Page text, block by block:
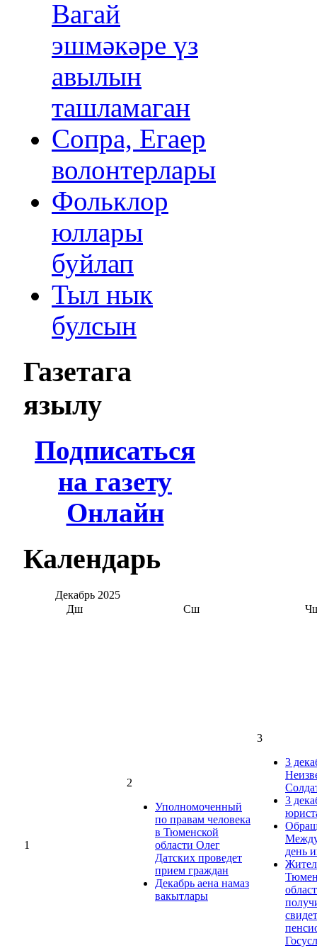
Вагай
эшмәкәре үз
авылын
ташламаган
Сопра, Егаер
волонтерлары
Фольклор
юллары
буйлап
Тыл нык
булсын
Газетага
язылу
Подписаться
на газету
Онлайн
Календарь
Декабрь 2025
Дш
Сш
1
2
Уполномоченный
по правам человека
в Тюменской
области Олег
Датских проведет
прием граждан
Декабрь аена намаз
вакытлары
3
3
3
день